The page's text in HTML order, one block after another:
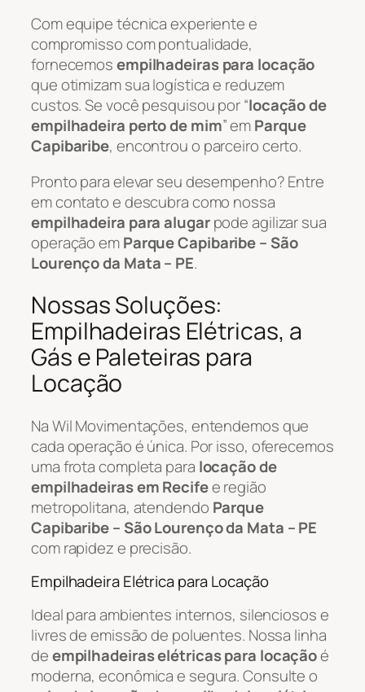
Com equipe técnica experiente e
compromisso com pontualidade,
fornecemosempilhadeiras para locação
que otimizam sua logística e reduzem
custos. Se você pesquisou por “locação de
empilhadeira perto de mim” emParque
Capibaribe, encontrou o parceiro certo.
Pronto para elevar seu desempenho? Entre
em contato e descubra como nossa
empilhadeira para alugarpode agilizar sua
operação emParque Capibaribe – São
Lourenço da Mata – PE.
Nossas Soluções:
Empilhadeiras Elétricas, a
Gás e Paleteiras para
Locação
Na Wil Movimentações, entendemos que
cada operação é única. Por isso, oferecemos
uma frota completa para locação de
empilhadeiras em Recifee região
metropolitana, atendendo Parque
Capibaribe – São Lourenço da Mata – PE
com rapidez e precisão.
Empilhadeira Elétrica para Locação
Ideal para ambientes internos, silenciosos e
livres de emissão de poluentes. Nossa linha
deempilhadeiras elétricas para locaçãoé
moderna, econômica e segura. Consulte o